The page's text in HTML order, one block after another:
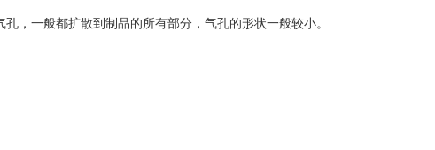
，一般都扩散到制品的所有部分，气孔的形状一般较小。